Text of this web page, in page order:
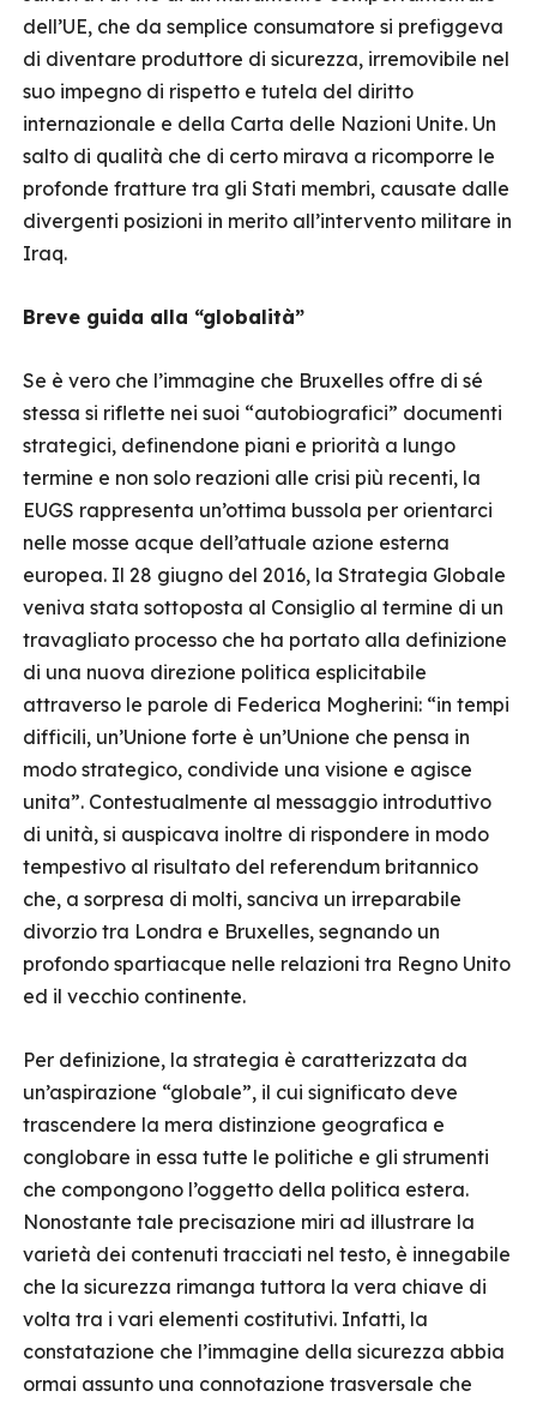
dell’UE, che da semplice consumatore si prefiggeva
di diventare produttore di sicurezza, irremovibile nel
suo impegno di rispetto e tutela del diritto
internazionale e della Carta delle Nazioni Unite. Un
salto di qualità che di certo mirava a ricomporre le
profonde fratture tra gli Stati membri, causate dalle
divergenti posizioni in merito all’intervento militare in
Iraq.
Breve guida alla “globalità”
Se è vero che l’immagine che Bruxelles offre di sé
stessa si riflette nei suoi “autobiografici” documenti
strategici, definendone piani e priorità a lungo
termine e non solo reazioni alle crisi più recenti, la
EUGS rappresenta un’ottima bussola per orientarci
nelle mosse acque dell’attuale azione esterna
europea. Il 28 giugno del 2016, la Strategia Globale
veniva stata sottoposta al Consiglio al termine di un
travagliato processo che ha portato alla definizione
di una nuova direzione politica esplicitabile
attraverso le parole di Federica Mogherini: “in tempi
difficili, un’Unione forte è un’Unione che pensa in
modo strategico, condivide una visione e agisce
unita”. Contestualmente al messaggio introduttivo
di unità, si auspicava inoltre di rispondere in modo
tempestivo al risultato del referendum britannico
che, a sorpresa di molti, sanciva un irreparabile
divorzio tra Londra e Bruxelles, segnando un
profondo spartiacque nelle relazioni tra Regno Unito
ed il vecchio continente.
Per definizione, la strategia è caratterizzata da
un’aspirazione “globale”, il cui significato deve
trascendere la mera distinzione geografica e
conglobare in essa tutte le politiche e gli strumenti
che compongono l’oggetto della politica estera.
Nonostante tale precisazione miri ad illustrare la
varietà dei contenuti tracciati nel testo, è innegabile
che la sicurezza rimanga tuttora la vera chiave di
volta tra i vari elementi costitutivi. Infatti, la
constatazione che l’immagine della sicurezza abbia
ormai assunto una connotazione trasversale che